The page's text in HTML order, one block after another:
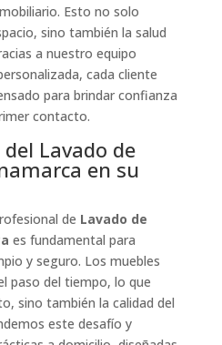
Esto no solo
sino también la salud
a nuestro equipo
cada cliente
para brindar confianza
contacto.
Lavado de
en su
de Lavado de
es fundamental para
y seguro. Los muebles
paso del tiempo, lo que
sino también la calidad del
este desafío y